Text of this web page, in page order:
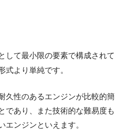
して最小限の要素で構成されて
式より単純です。
久性のあるエンジンが比較的簡
であり、また技術的な難易度も
エンジンといえます。